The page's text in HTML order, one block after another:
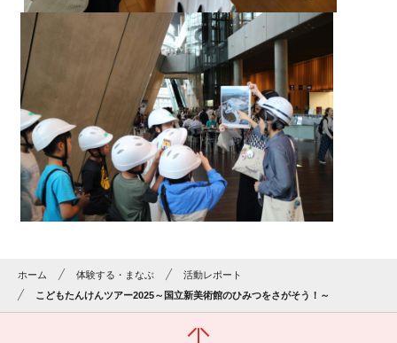
ホーム 体験する・まなぶ
活動レポート
こどもたんけんツアー2025～国立新美術館のひみつをさがそう！～